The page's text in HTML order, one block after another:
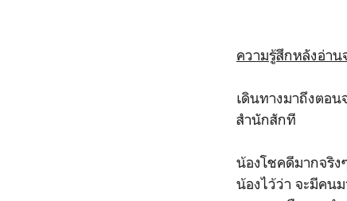
ความรู้สึกหลังอ่าน
เดินทางมาถึงตอน
สำนักสักที
น้องโชคดีมากจริง
น้องไว้ว่า จะมีคน